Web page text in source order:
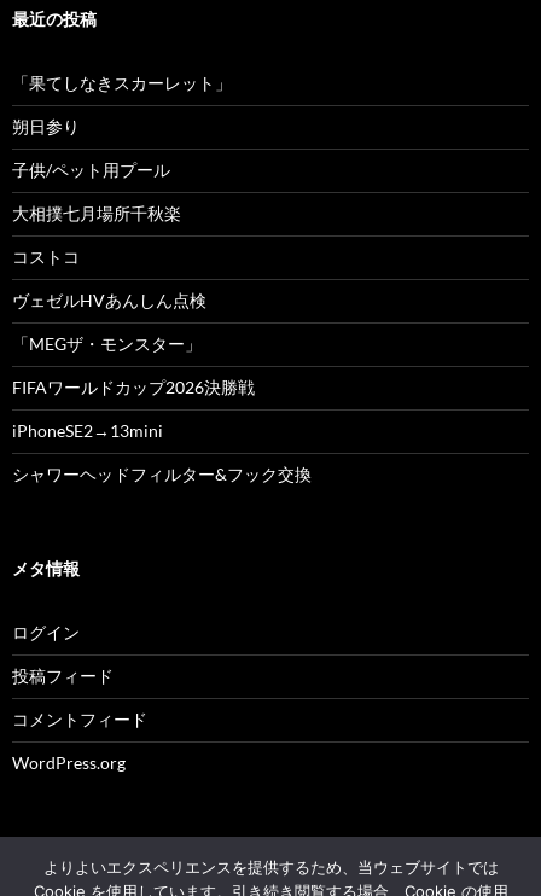
最近の投稿
「果てしなきスカーレット」
朔日参り
子供/ペット用プール
大相撲七月場所千秋楽
コストコ
ヴェゼルHVあんしん点検
「MEGザ・モンスター」
FIFAワールドカップ2026決勝戦
iPhoneSE2→13mini
シャワーヘッドフィルター&フック交換
メタ情報
ログイン
投稿フィード
コメントフィード
WordPress.org
© 2004 - 2026 NK's weblog All rights reserved.
よりよいエクスペリエンスを提供するため、当ウェブサイトでは
Cookie を使用しています。引き続き閲覧する場合、Cookie の使用